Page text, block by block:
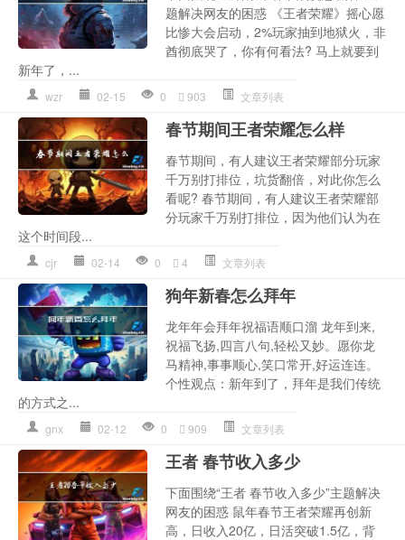
题解决网友的困惑 《王者荣耀》摇心愿
比惨大会启动，2%玩家抽到地狱火，非
酋彻底哭了，你有何看法? 马上就要到
新年了，...
wzr 02-15 0 903 文章列表
春节期间王者荣耀怎么样
春节期间，有人建议王者荣耀部分玩家
千万别打排位，坑货翻倍，对此你怎么
看呢? 春节期间，有人建议王者荣耀部
分玩家千万别打排位，因为他们认为在
这个时间段...
cjr 02-14 0 4 文章列表
狗年新春怎么拜年
龙年年会拜年祝福语顺口溜 龙年到来,
祝福飞扬,四言八句,轻松又妙。愿你龙
马精神,事事顺心,笑口常开,好运连连。
个性观点：新年到了，拜年是我们传统
的方式之...
gnx 02-12 0 909 文章列表
王者 春节收入多少
下面围绕“王者 春节收入多少”主题解决
网友的困惑 鼠年春节王者荣耀再创新
高，日收入20亿，日活突破1.5亿，背